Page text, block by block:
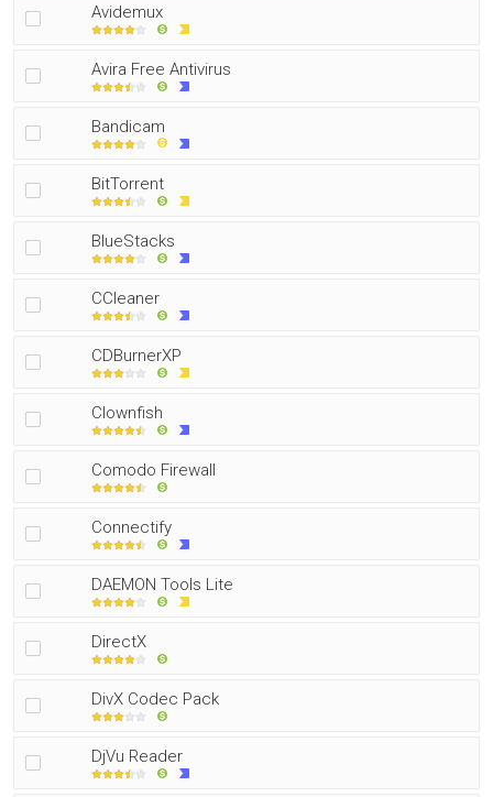
Avidemux
Avira Free Antivirus
Bandicam
BitTorrent
BlueStacks
CCleaner
CDBurnerXP
Clownfish
Comodo Firewall
Connectify
DAEMON Tools Lite
DirectX
DivX Codec Pack
DjVu Reader